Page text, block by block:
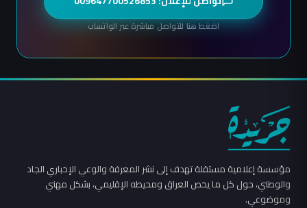
اضغط هنا للتواصل مباشرة عبر الواتساب
مؤسسة إعلامية مستقلة تهدف إلى نشر المعرفة والوعي الإخباري الجاد
والوطني، حول كل ما يخص العراق ومحيطه الإقليمي، بشكل مهني
وموضوعي.